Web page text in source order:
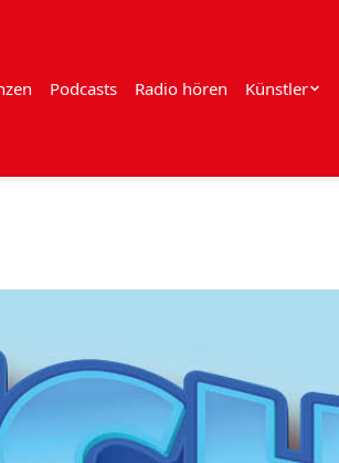
Podcasts Radio hören Künstler